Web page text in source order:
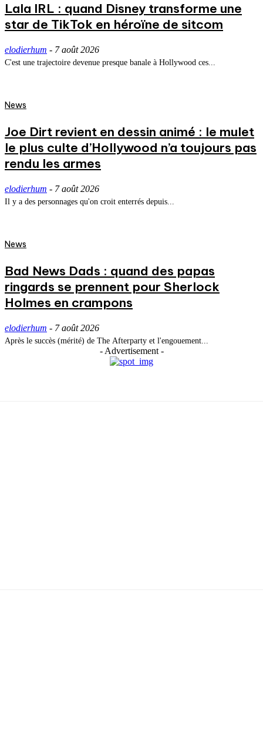
Lala IRL : quand Disney transforme une
star de TikTok en héroïne de sitcom
elodierhum - 7 août 2026
C'est une trajectoire devenue presque banale à Hollywood ces...
News
Joe Dirt revient en dessin animé : le mulet
le plus culte d’Hollywood n’a toujours pas
rendu les armes
elodierhum - 7 août 2026
Il y a des personnages qu'on croit enterrés depuis...
News
Bad News Dads : quand des papas
ringards se prennent pour Sherlock
Holmes en crampons
elodierhum - 7 août 2026
Après le succès (mérité) de The Afterparty et l'engouement...
- Advertisement -